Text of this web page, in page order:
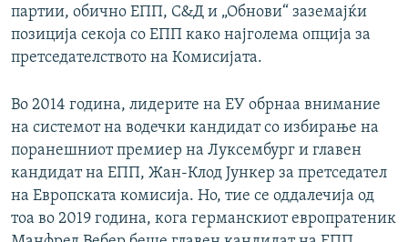
партии, обично ЕПП, С&Д и „Обнови“ заземајќи
позиција секоја со ЕПП како најголема опција за
претседателството на Комисијата.
Во 2014 година, лидерите на ЕУ обрнаа внимание
на системот на водечки кандидат со избирање на
поранешниот премиер на Луксембург и главен
кандидат на ЕПП, Жан-Клод Јункер за претседател
на Европската комисија. Но, тие се оддалечија од
тоа во 2019 година, кога германскиот европратеник